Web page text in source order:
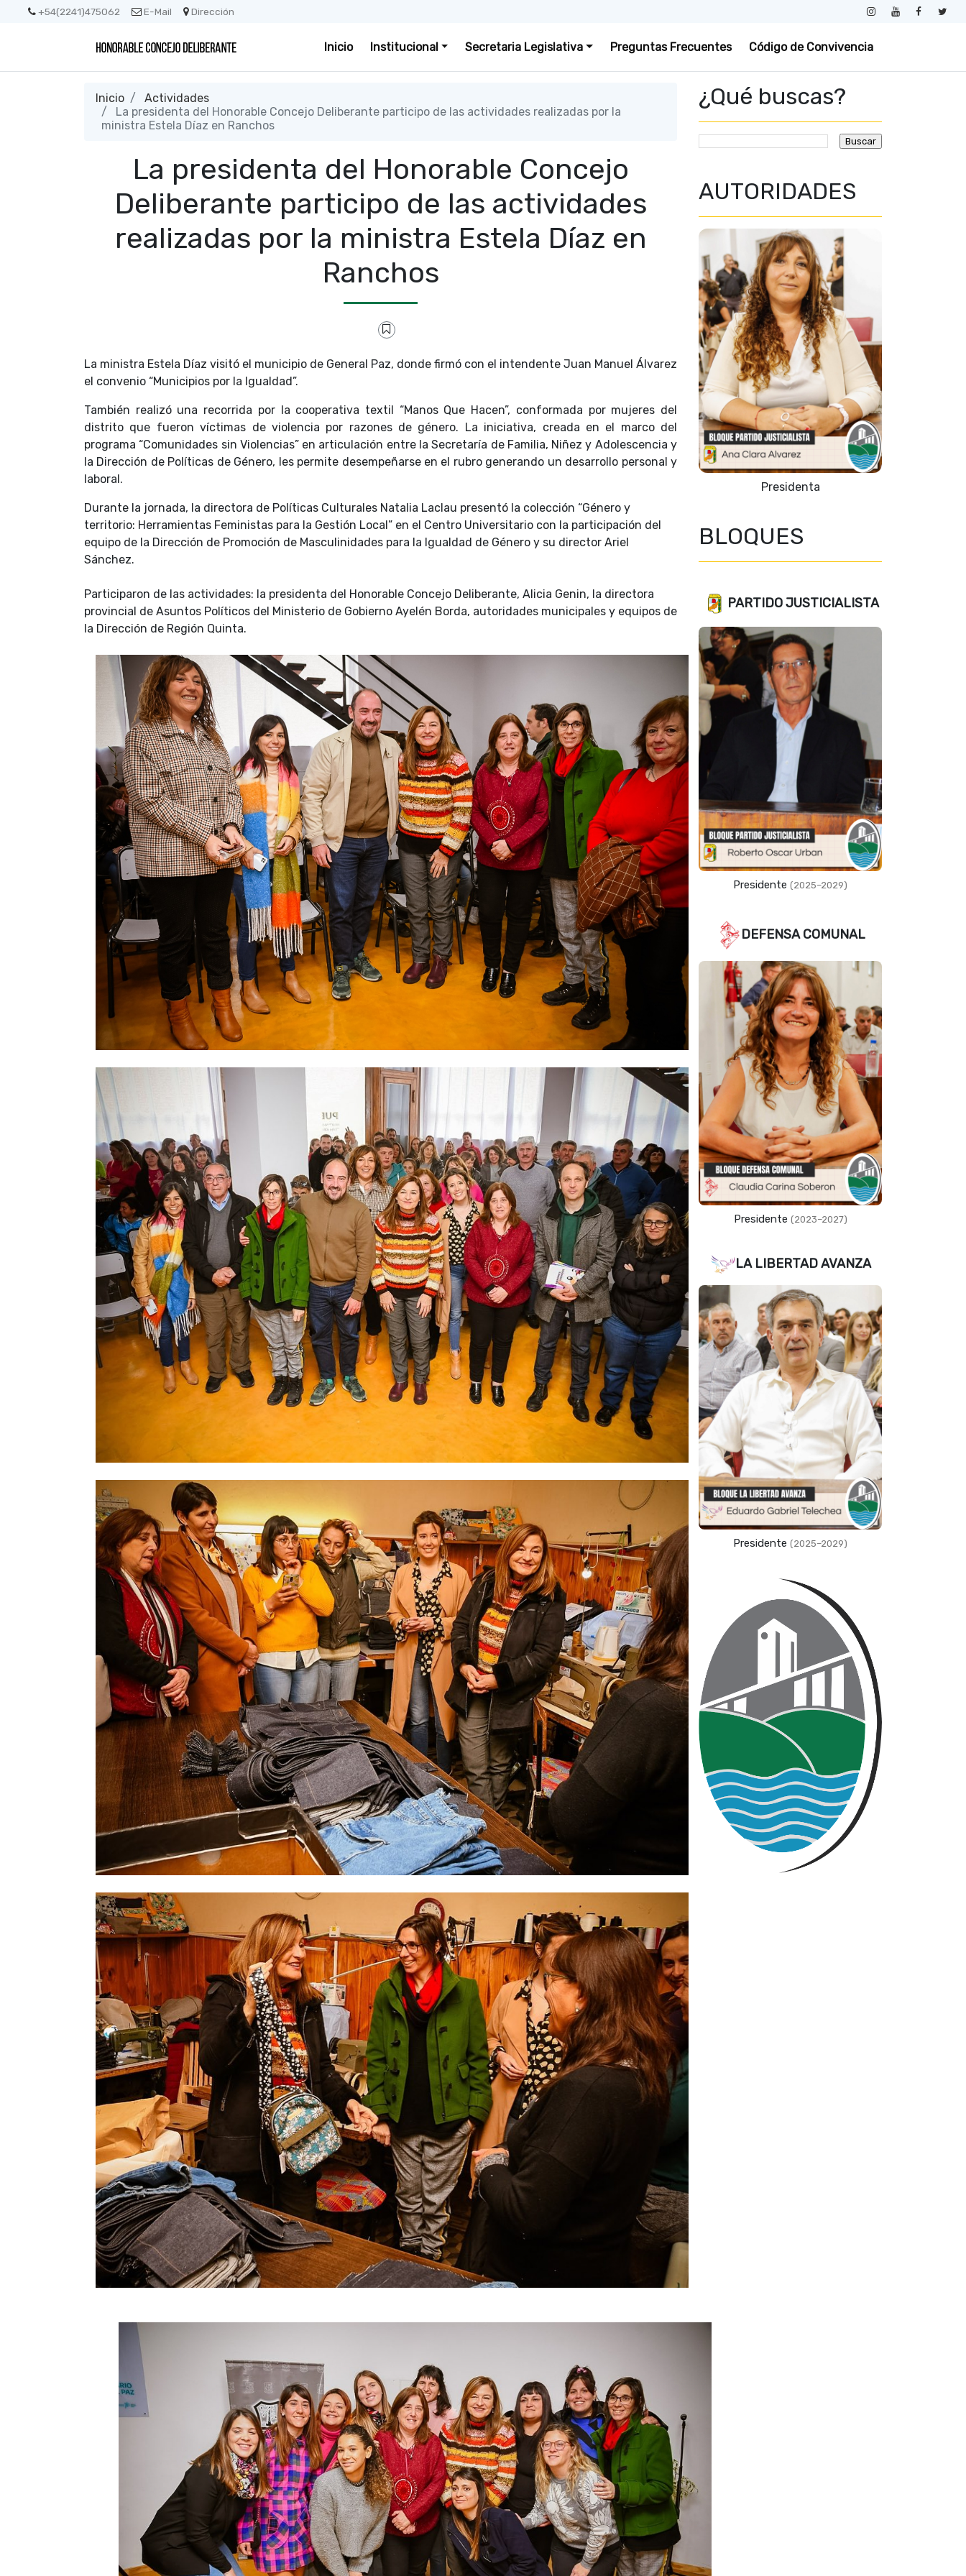
+54(2241)475062 E-Mail Dirección
Inicio Institucional Secretaria Legislativa Preguntas Frecuentes Código de Convivencia
Inicio
Actividades
La presidenta del Honorable Concejo Deliberante participo de las actividades realizadas por la
ministra Estela Díaz en Ranchos
La presidenta del Honorable Concejo
Deliberante participo de las actividades
realizadas por la ministra Estela Díaz en
Ranchos
La ministra Estela Díaz visitó el municipio de General Paz, donde firmó con el intendente Juan Manuel Álvarez
el convenio “Municipios por la Igualdad”.
También realizó una recorrida por la cooperativa textil “Manos Que Hacen”, conformada por mujeres del
distrito que fueron víctimas de violencia por razones de género. La iniciativa, creada en el marco del
programa “Comunidades sin Violencias” en articulación entre la Secretaría de Familia, Niñez y Adolescencia y
la Dirección de Políticas de Género, les permite desempeñarse en el rubro generando un desarrollo personal y
laboral.
Durante la jornada, la directora de Políticas Culturales Natalia Laclau presentó la colección “Género y
territorio: Herramientas Feministas para la Gestión Local” en el Centro Universitario con la participación del
equipo de la Dirección de Promoción de Masculinidades para la Igualdad de Género y su director Ariel
Sánchez.
Participaron de las actividades: la presidenta del Honorable Concejo Deliberante, Alicia Genin, la directora
provincial de Asuntos Políticos del Ministerio de Gobierno Ayelén Borda, autoridades municipales y equipos de
la Dirección de Región Quinta.
¿Qué buscas?
AUTORIDADES
Vicepresidente 1º
BLOQUES
PARTIDO JUSTICIALISTA
Vicepresidente(2023–2027)
DEFENSA COMUNAL
Presidente (2023–2027)
LA LIBERTAD AVANZA
Presidente (2025–2029)